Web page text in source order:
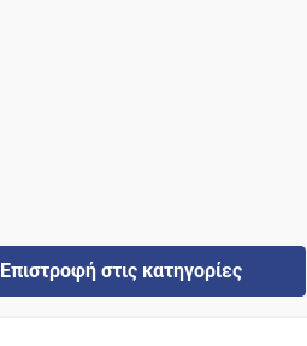
Επιστροφή στις κατηγορίες